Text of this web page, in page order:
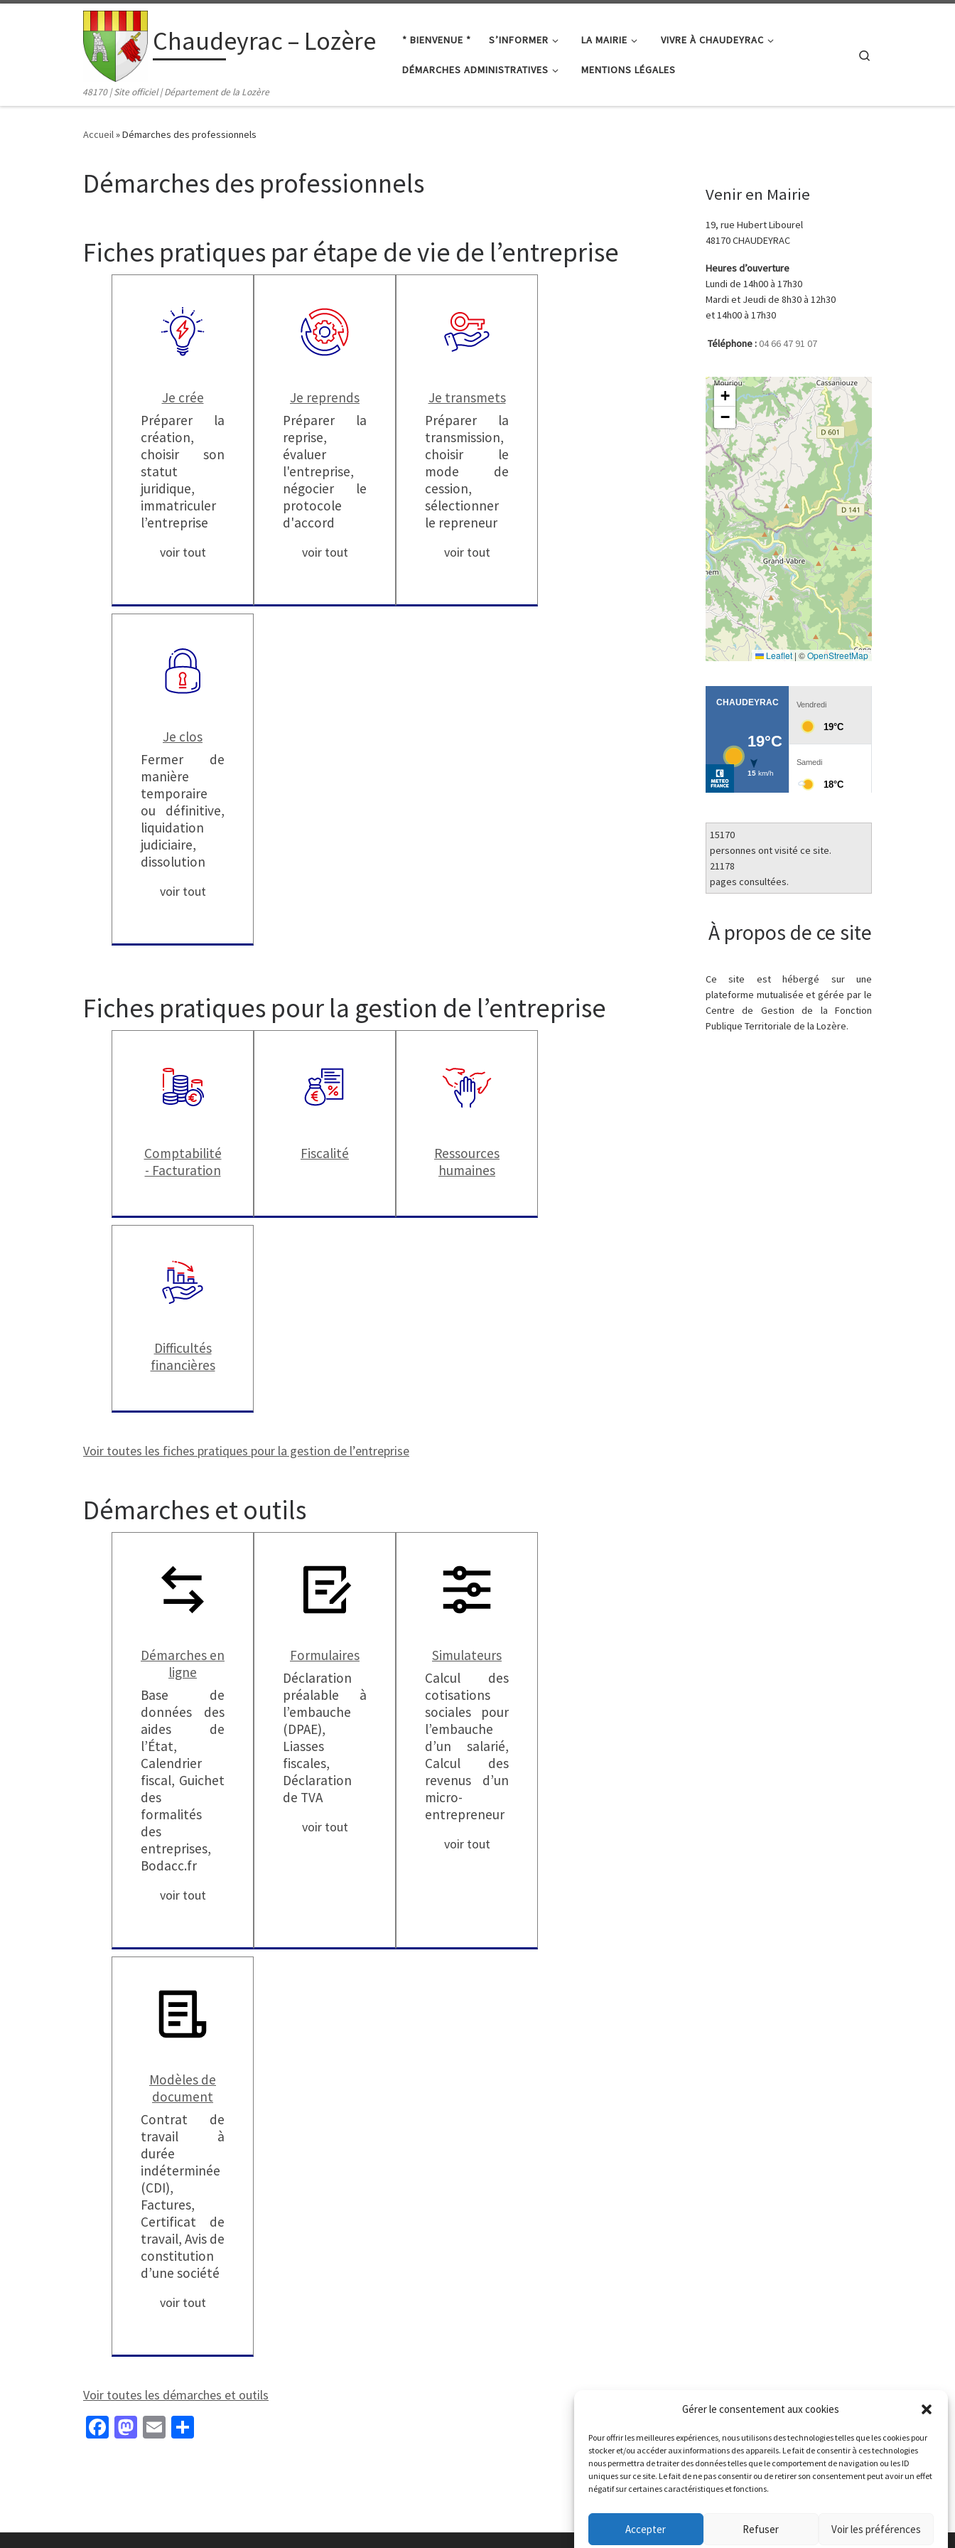
Gérer le consentement aux cookies
Pour offrir les meilleures expériences, nous utilisons des technologies telles que les cookies pour
stocker et/ou accéder aux informations des appareils. Le fait de consentir à ces technologies
nous permettra de traiter des données telles que le comportement de navigation ou les ID
uniques sur ce site. Le fait de ne pas consentir ou de retirer son consentement peut avoir un effet
négatif sur certaines caractéristiques et fonctions.
Accepter Refuser Voir les préférences
Passer au contenu
Chaudeyrac – Lozère
48170 | Site officiel | Département de la Lozère
* BIENVENUE * S’INFORMER LA MAIRIE VIVRE À CHAUDEYRAC
DÉMARCHES ADMINISTRATIVES MENTIONS LÉGALES
Accueil»Démarches des professionnels
Démarches des professionnels
Fiches pratiques par étape de vie de l’entreprise
Je crée
Préparer la
création,
choisir son
statut
juridique,
immatriculer
l’entreprise
voir tout
Je reprends
Préparer la
reprise,
évaluer
l'entreprise,
négocier le
protocole
d'accord
voir tout
Je transmets
Préparer la
transmission,
choisir le
mode de
cession,
sélectionner
le repreneur
voir tout
Je clos
Fermer de
manière
temporaire
ou définitive,
liquidation
judiciaire,
dissolution
voir tout
Fiches pratiques pour la gestion de l’entreprise
Comptabilité
- Facturation
Fiscalité
Ressources
humaines
Difficultés
financières
Voir toutes les fiches pratiques pour la gestion de l’entreprise
Démarches et outils
Démarches en
ligne
Base de
données des
aides de
l’État,
Calendrier
fiscal, Guichet
des
formalités
des
entreprises,
Bodacc.fr
voir tout
Formulaires
Déclaration
préalable à
l’embauche
(DPAE),
Liasses
fiscales,
Déclaration
de TVA
voir tout
Simulateurs
Calcul des
cotisations
sociales pour
l’embauche
d’un salarié,
Calcul des
revenus d’un
micro-
entrepreneur
voir tout
Modèles de
document
Contrat de
travail à
durée
indéterminée
(CDI),
Factures,
Certificat de
travail, Avis de
constitution
d’une société
voir tout
Voir toutes les démarches et outils
Fa
k
M
n
E
Venir en Mairie
19, rue Hubert Libourel
48170 CHAUDEYRAC
Heures d’ouverture
Lundi de 14h00 à 17h30
Mardi et Jeudi de 8h30 à 12h30
et 14h00 à 17h30
Téléphone :04 66 47 91 07
+
−
Leaflet | ©OpenStreetMap
15170
personnes ont visité ce site.
21178
pages consultées.
À propos de ce site
Ce site est hébergé sur une
plateforme mutualisée et gérée par le
Centre de Gestion de la Fonction
Publique Territoriale de la Lozère.